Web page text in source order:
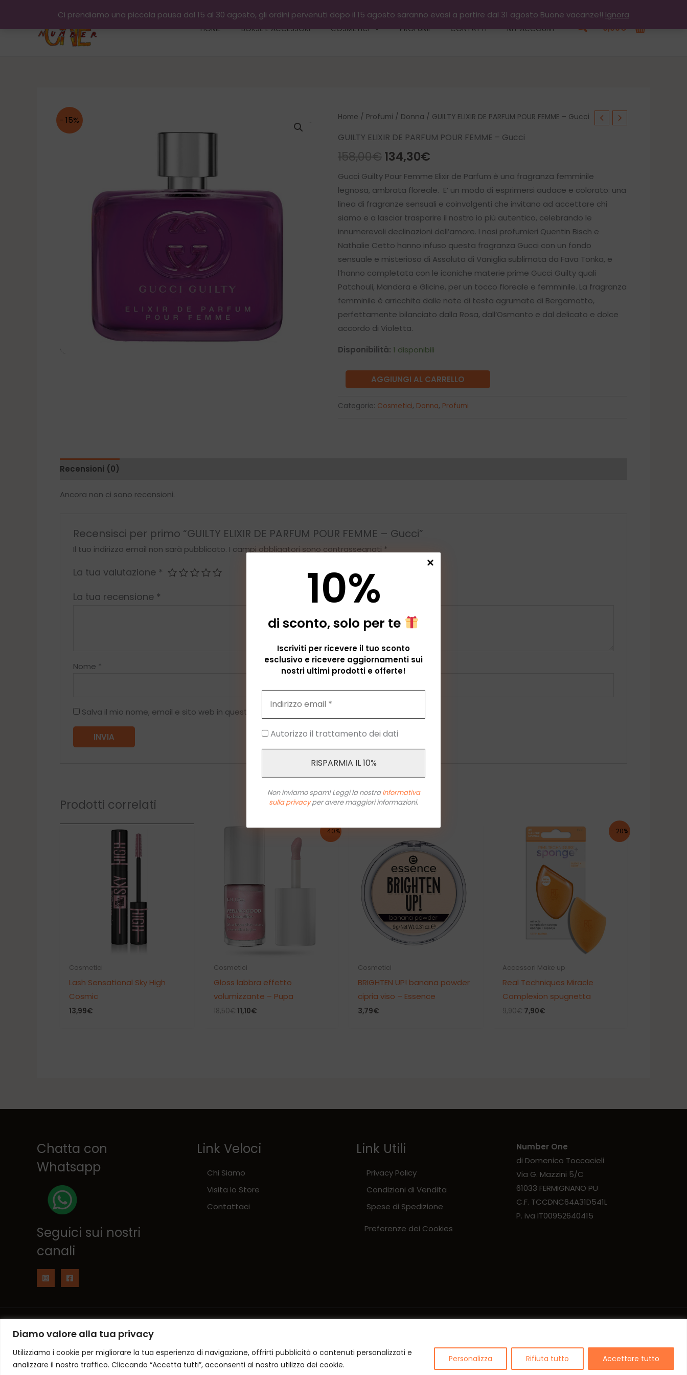
Diamo valore alla tua privacy
Utilizziamo i cookie per migliorare la tua esperienza di navigazione, offrirti pubblicità o contenuti personalizzati e
analizzare il nostro traffico. Cliccando “Accetta tutti”, acconsenti al nostro utilizzo dei cookie.
Personalizza Rifiuta tutto Accettare tutto
Ci prendiamo una piccola pausa dal 15 al 30 agosto, gli ordini pervenuti dopo il 15 agosto saranno evasi a partire dal 31 agosto Buone vacanze!! Ignora
contenuto
HOME BORSE E ACCESSORI COSMETICI PROFUMI CONTATTI MY ACCOUNT Cerca
0,00€
- 15% Home / Profumi / Donna / GUILTY ELIXIR DE PARFUM POUR FEMME – Gucci
GUILTY ELIXIR DE PARFUM POUR FEMME – Gucci
158,00€Il
prezzo
originale
era:
158,00€.
134,30€Il
prezzo
attuale
è:
134,30€.
Gucci Guilty Pour Femme Elixir de Parfum è una fragranza femminile
legnosa, ambrata floreale. E’ un modo di esprimersi audace e colorato: una
linea di fragranze sensuali e coinvolgenti che invitano ad accettare chi
siamo e a lasciar trasparire il nostro io più autentico, celebrando le
innumerevoli declinazioni dell’amore. I nasi profumieri Quentin Bisch e
Nathalie Cetto hanno infuso questa fragranza Gucci con un fondo
sensuale e misterioso di Assoluta di Vaniglia sublimata da Fava Tonka, e
l’hanno completata con le iconiche materie prime Gucci Guilty quali
Patchouli, Mandora e Glicine, per un tocco floreale e femminile. La fragranza
femminile è arricchita dalle note di testa agrumate di Bergamotto,
perfettamente bilanciato dalla Rosa, dall’Osmanto e dal delicato e dolce
accordo di Violetta.
Disponibilità: 1 disponibili
ELIXIR
DE
AGGIUNGI AL CARRELLO
Categorie: Cosmetici, Donna, Profumi
Recensioni (0)
Ancora non ci sono recensioni.
Recensisci per primo “GUILTY ELIXIR DE PARFUM POUR FEMME – Gucci”
Il tuo indirizzo email non sarà pubblicato. I campi obbligatori sono contrassegnati *
La tua valutazione *
La tua recensione *
Nome * Email*
Salva il mio nome, email e sito web in questo browser per la prossima volta che commento.
Prodotti correlati
Cosmetici
Lash Sensational Sky High
Cosmic
13,99€
- 40%
Cosmetici
Gloss labbra effetto
volumizzante – Pupa
18,50€ Il
11,10€Il
Cosmetici
BRIGHTEN UP! banana powder
cipria viso – Essence
3,79€
- 20%
Accessori Make up
Real Techniques Miracle
Complexion spugnetta
9,90€ Il
7,90€Il
Chatta con
Whatsapp
Seguici sui nostri
canali
Link Veloci
Chi Siamo
Visita lo Store
Contattaci
Link Utili
Privacy Policy
Condizioni di Vendita
Spese di Spedizione
Preferenze dei Cookies
Number One
di Domenico Toccacieli
Via G. Mazzini 5/C
61033 FERMIGNANO PU
C.F. TCCDNC64A31D541L
P. iva IT00952640415
Copyright © 2026 NumberOne Fermignano
10%
di sconto, solo per te
Iscriviti per ricevere il tuo sconto
esclusivo e ricevere aggiornamenti sui
nostri ultimi prodotti e offerte!
Autorizzo il trattamento dei dati
Non inviamo spam! Leggi la nostraInformativa
sulla privacyper avere maggiori informazioni.